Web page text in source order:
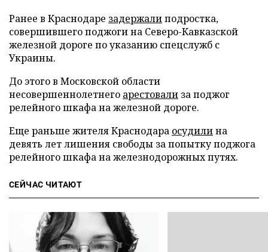
Ранее в Краснодаре задержалиподростка,
совершившего поджоги на Северо-Кавказской
железной дороге по указанию спецслужб с
Украины.
До этого в Московской области
несовершеннолетнего арестовали за поджог
релейного шкафа на железной дороге.
Еще раньше жителя Краснодара осудилина
девять лет лишения свободы за попытку поджога
релейного шкафа на железнодорожных путях.
СЕЙЧАС ЧИТАЮТ